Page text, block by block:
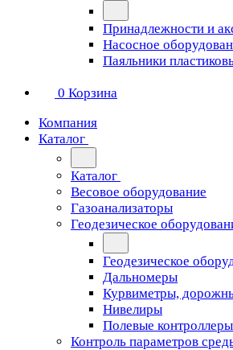
Принадлежности и
Насосное
Паяльники
0 Корзина
Компания
Каталог
Каталог
Весовое оборудование
Газоанализаторы
Геодезическое
Геодезическое
Дальномеры
Курвиметры,
Нивелиры
Полевые контроллеры
Контроль параметров